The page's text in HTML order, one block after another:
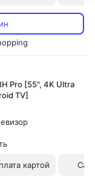
Pro [55", 4K Ultra
TV]
картой